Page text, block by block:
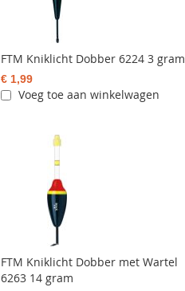
FTM Kniklicht Dobber 6224 3 gram
€ 1,99
Voeg toe aan winkelwagen
FTM Kniklicht Dobber met Wartel
6263 14 gram